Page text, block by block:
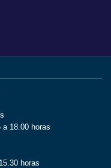
18.00 horas
horas